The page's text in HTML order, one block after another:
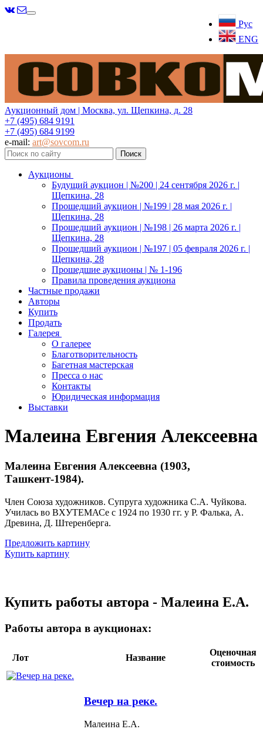
Рус
ENG
Меню
Аукционный дом | Москва, ул. Щепкина, д. 28
+7 (495) 684 9191
+7 (495) 684 9199
e-mail: art@sovcom.ru
Аукционы
Будущий аукцион | №200 | 24 сентября 2026 г. |
Щепкина, 28
Прошедший аукцион | №199 | 28 мая 2026 г. |
Щепкина, 28
Прошедший аукцион | №198 | 26 марта 2026 г. |
Щепкина, 28
Прошедший аукцион | №197 | 05 февраля 2026 г. |
Щепкина, 28
Прошедшие аукционы | № 1-196
Правила проведения аукциона
Частные продажи
Авторы
Купить
Продать
Галерея
О галерее
Благотворительность
Багетная мастерская
Пресса о нас
Контакты
Юридическая информация
Выставки
Малеина Евгения Алексеевна
Малеина Евгения Алексеевна (1903,
Ташкент-1984).
Член Союза художников. Супруга художника C.А. Чуйкова.
Училась во ВХУТЕМАСе с 1924 по 1930 гг. у Р. Фалька, А.
Древина, Д. Штеренберга.
Предложить картину
Купить картину
Купить работы автора - Малеина Е.А.
Работы автора в аукционах:
Лот Название
Оценочная
стоимость
Вечер на реке.
Малеина Е.А.